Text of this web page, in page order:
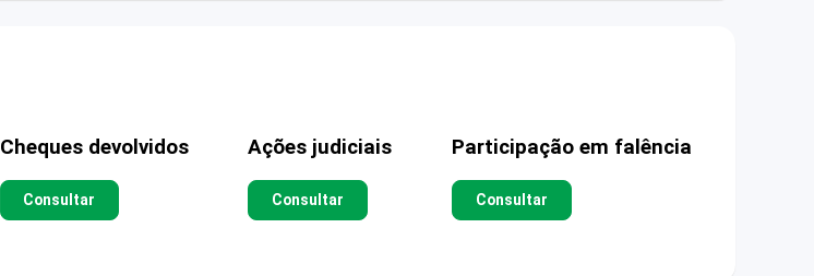
Cheques devolvidos
Consultar
Ações judiciais
Consultar
Participação em falência
Consultar